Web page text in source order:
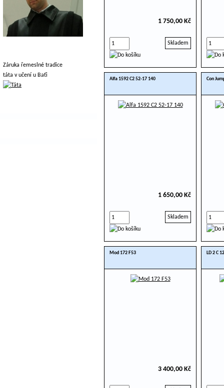
1 750,00 Kč
Skladem
Alfa 1592 C2 52-17 140
1 650,00 Kč
Skladem
Con
Mod 172 F53
3 400,00 Kč
LD 2 C
Záruka řemeslné tradice
táta v učení u Baťi